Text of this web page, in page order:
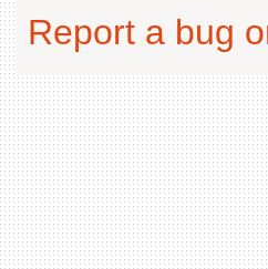
Report a bug